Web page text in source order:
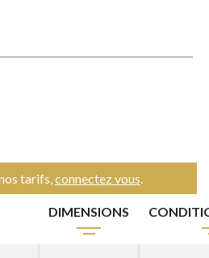
tarifs,connectez vous.
DIMENSIONS